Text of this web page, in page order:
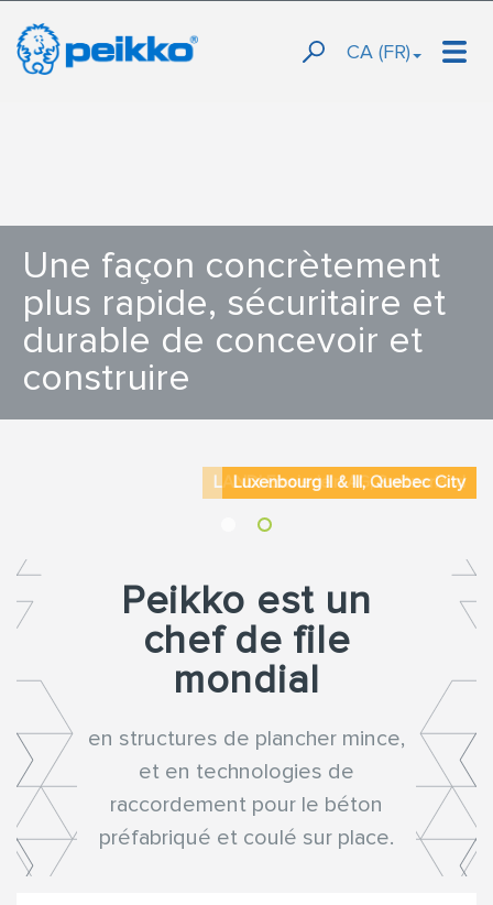
CA (FR)
Une façon concrètement
plus rapide, sécuritaire et
durable de concevoir et
construire
Luxenbourg II & III, Quebec City
Une façon concrètement
plus rapide, sécuritaire et
durable de concevoir et
construire
LANDI Einsiedeln AG, Switzerland
Peikko est un
chef de file
mondial
en structures de plancher mince,
et en technologies de
raccordement pour le béton
préfabriqué et coulé sur place.